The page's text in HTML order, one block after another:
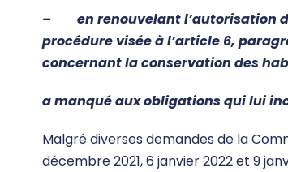
– en renouvelant l’autorisation
procédure visée à l’article 6,
concernant la conservation des
a manqué aux obligations qui lui
Malgré diverses demandes de la
décembre 2021, 6 janvier 2022 et 9